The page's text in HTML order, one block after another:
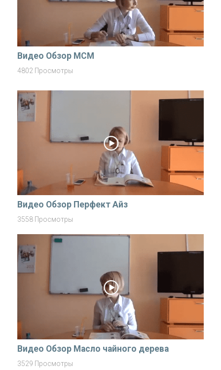
Видео Обзор MCM
4802 Просмотры
Видео Обзор Перфект Айз
3558 Просмотры
Видео Обзор Маслo чайного дерева
3529 Просмотры